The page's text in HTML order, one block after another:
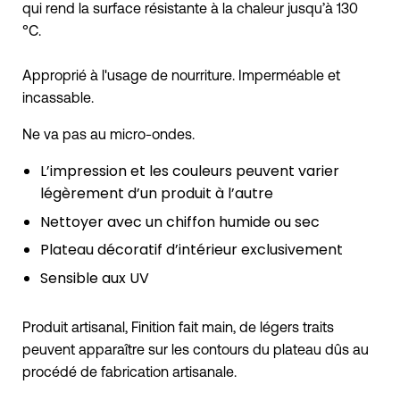
qui rend la surface résistante à la chaleur jusqu’à 130
°C.
Approprié à l'usage de nourriture. Imperméable et
incassable.
Ne va pas au micro-ondes.
L’impression et les couleurs peuvent varier
légèrement d’un produit à l’autre
Nettoyer avec un chiffon humide ou sec
Plateau décoratif d’intérieur exclusivement
Sensible aux UV
Produit artisanal, Finition fait main, de légers traits
peuvent apparaître sur les contours du plateau dûs au
procédé de fabrication artisanale.